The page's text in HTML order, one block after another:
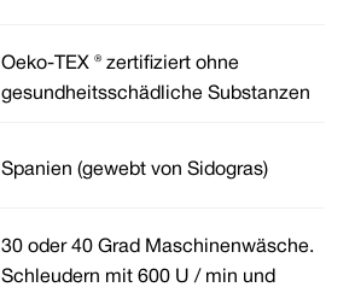
Oeko-TEX ® zertifiziert ohne
gesundheitsschädliche Substanzen
Spanien (gewebt von Sidogras)
30 oder 40 Grad Maschinenwäsche.
Schleudern mit 600 U / min und